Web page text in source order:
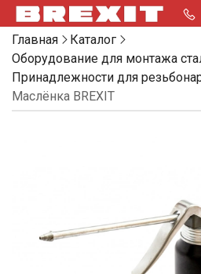
Главная
Каталог
Оборудование для монтажа
Принадлежности для
Маслёнка BREXIT